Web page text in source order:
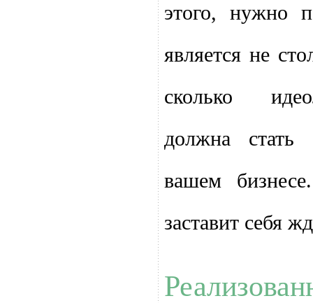
этого, нужно
является не
сколько
должна стать
вашем
заставит себя